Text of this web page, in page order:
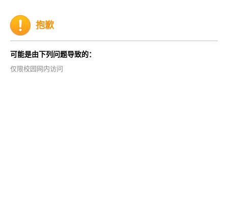
抱歉
可能是由下列问题导致的：
仅限校园网内访问